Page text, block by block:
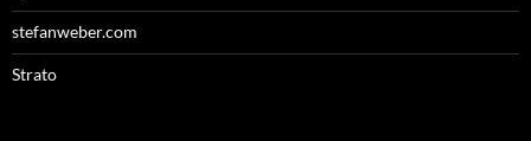
stefanweber.com
Strato